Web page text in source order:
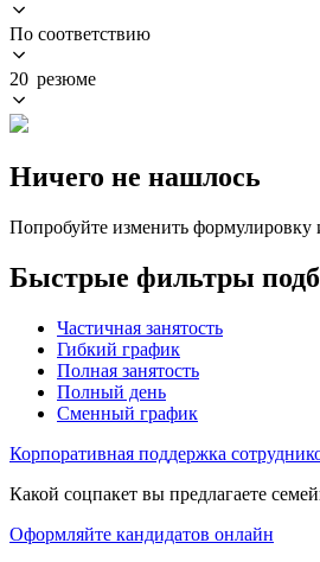
По соответствию
20 резюме
Ничего не нашлось
Попробуйте изменить формулировку
Быстрые фильтры
Частичная занятость
Гибкий график
Полная занятость
Полный день
Сменный график
Корпоративная поддержка
Какой соцпакет вы предлагаете
Оформляйте кандидатов онлайн